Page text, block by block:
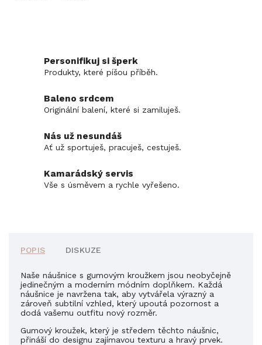
Personifikuj si šperk
Produkty, které píšou příběh.
Baleno srdcem
Originální balení, které si zamiluješ.
Nás už nesundáš
Ať už sportuješ, pracuješ, cestuješ.
Kamarádský servis
Vše s úsměvem a rychle vyřešeno.
POPIS DISKUZE
Naše náušnice s gumovým kroužkem jsou neobyčejně
jedinečným a moderním módním doplňkem. Každá
náušnice je navržena tak, aby vytvářela výrazný a
zároveň subtilní vzhled, který upoutá pozornost a
dodá vašemu outfitu nový rozměr.
Gumový kroužek, který je středem těchto náušnic,
přináší do designu zajímavou texturu a hravý prvek.